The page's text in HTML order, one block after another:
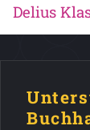
Delius